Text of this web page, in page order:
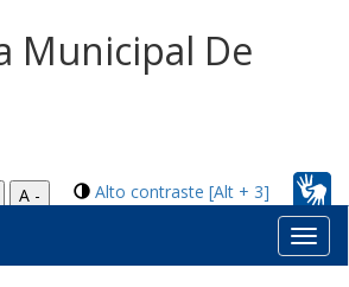
Municipal De
Alto contraste [Alt + 3]
A -